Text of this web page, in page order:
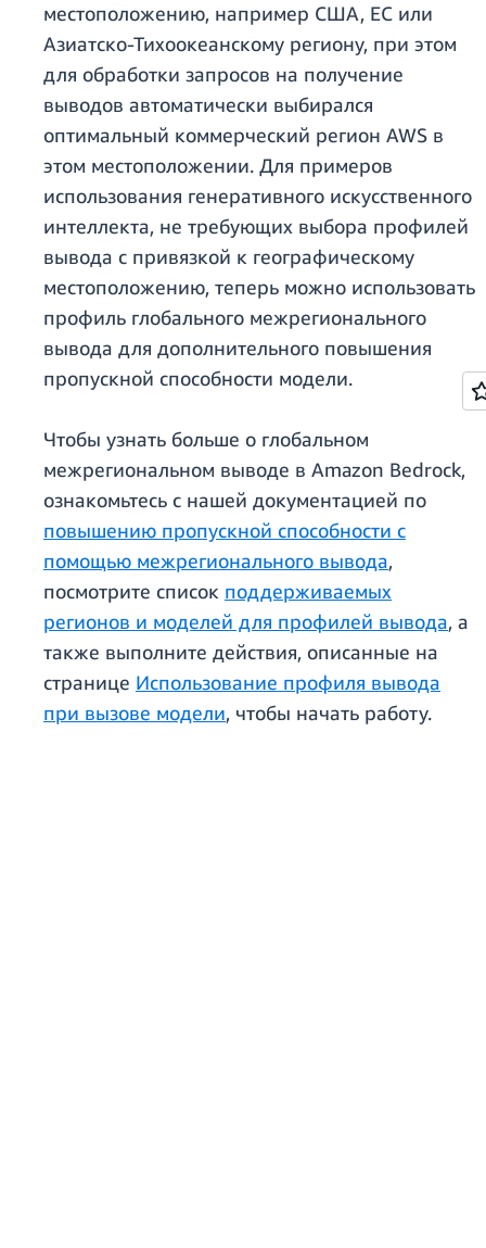
местоположению, например США, ЕС или
Азиатско-Тихоокеанскому региону, при этом
для обработки запросов на получение
выводов автоматически выбирался
оптимальный коммерческий регион AWS в
этом местоположении. Для примеров
использования генеративного искусственного
интеллекта, не требующих выбора профилей
вывода с привязкой к географическому
местоположению, теперь можно использовать
профиль глобального межрегионального
вывода для дополнительного повышения
пропускной способности модели.
Чтобы узнать больше о глобальном
межрегиональном выводе в Amazon Bedrock,
ознакомьтесь с нашей документацией по
повышению пропускной способности с
помощью межрегионального вывода,
посмотрите список поддерживаемых
регионов и моделей для профилей вывода, а
также выполните действия, описанные на
странице Использование профиля вывода
при вызове модели, чтобы начать работу.